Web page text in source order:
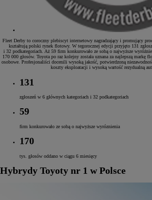
Fleet Derby to coroczny plebiscyt internetowy nagradzający i promujący
kształtują polski rynek flotowy. W tegorocznej edycji przyjęto 131
i 32 podkategoriach. Aż 59 firm konkurowało ze sobą o najwyższe
170 000 głosów. Toyota po raz kolejny została uznana za najlepszą markę
osobowe. Profesjonaliści docenili wysoką jakość, potwierdzoną
koszty eksploatacji i wysoką wartość rezydualną
131
zgłoszeń w 6 głównych kategoriach i 32 podkategoriach
59
firm konkurowało ze sobą o najwyższe wyróznienia
170
tys. głosów oddano w ciągu 6 miesięcy
Hybrydy Toyoty nr 1 w Polsce